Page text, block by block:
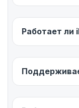
Работает ли